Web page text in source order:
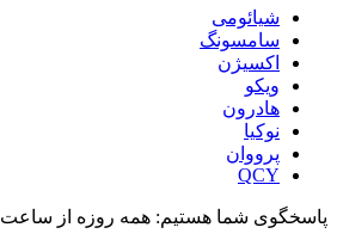
شیائومی
سامسونگ
اکسیژن
ویکو
هادرون
نوکیا
پرووان
QCY
پاسخگوی شما هستیم: همه روزه از ساعت 9:30 تا 19:00